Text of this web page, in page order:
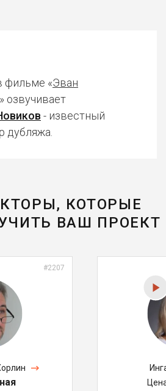
фильме «Эван
» озвучивает
- известный
дубляжа.
КОТОРЫЕ
ВАШ ПРОЕКТ
#2207